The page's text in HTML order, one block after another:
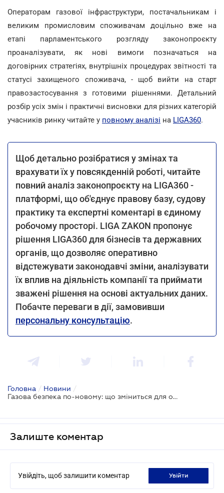
Операторам газової інфраструктури, постачальникам і
великим промисловим споживачам доцільно вже на
етапі парламентського розгляду законопроєкту
проаналізувати, як нові вимоги позначаться на
договірних стратегіях, внутрішніх процедурах звітності та
статусі захищеного споживача, - щоб вийти на старт
правозастосування з готовими рішеннями. Детальний
розбір усіх змін і практичні висновки для різних категорій
учасників ринку читайте у повному аналізі на LIGA360.
Щоб детально розібратися у змінах та
врахувати їх у повсякденній роботі, читайте
повний аналіз законопроєкту на LIGA360 -
платформі, що об'єднує правову базу, судову
практику та експертні коментарі в єдиному
робочому просторі. LIGA ZAKON пропонує
рішення LIGA360 для бізнесів та державних
органів, що дозволяє оперативно
відстежувати законодавчі зміни, аналізувати
їх вплив на діяльність компанії та приймати
зважені рішення на основі актуальних даних.
Побачте переваги в дії, замовивши
персональну консультацію.
Головна / Новини /
Газова безпека по-новому: що зміниться для операторів, постачальників і споживачів
Залиште коментар
Увійдіть, щоб залишити коментар увійти